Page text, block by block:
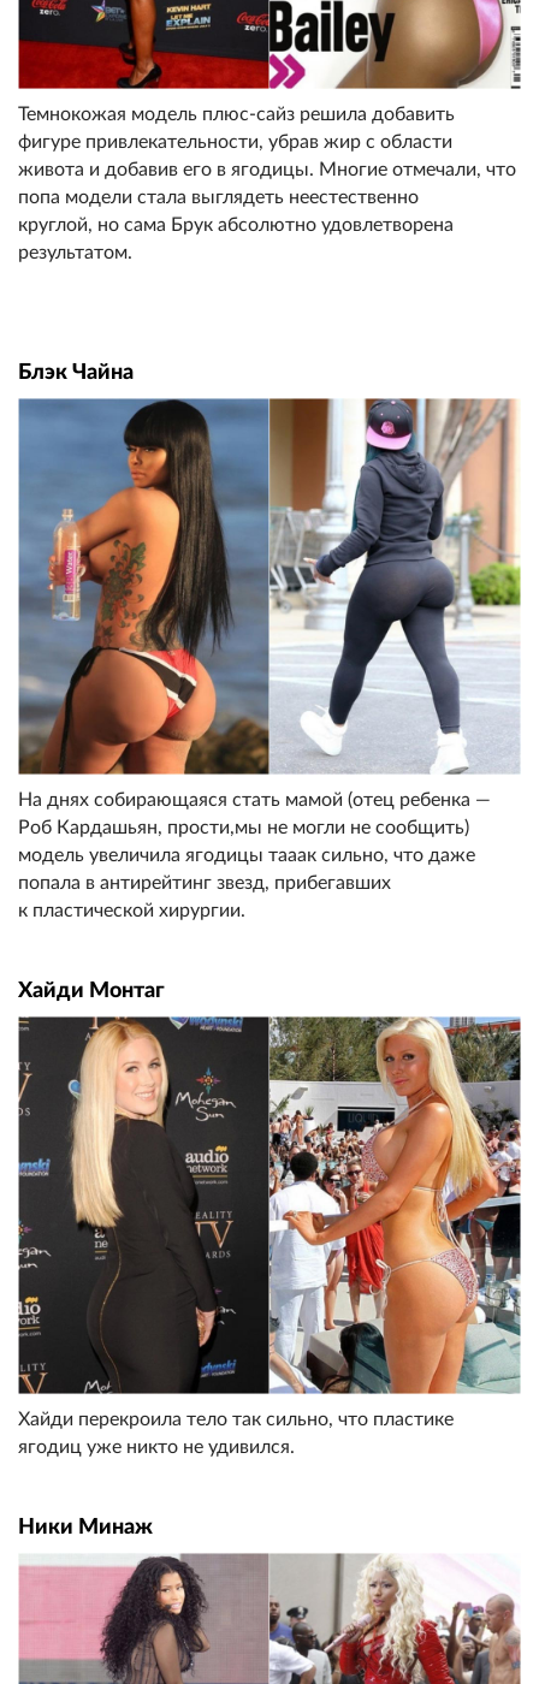
Темнокожая модель плюс-сайз решила добавить
фигуре привлекательности, убрав жир с области
живота и добавив его в ягодицы. Многие отмечали, что
попа модели стала выглядеть неестественно
круглой, но сама Брук абсолютно удовлетворена
результатом.
Блэк Чайна
На днях собирающаяся стать мамой (отец ребенка —
Роб Кардашьян, прости,мы не могли не сообщить)
модель увеличила ягодицы тааак сильно, что даже
попала в антирейтинг звезд, прибегавших
к пластической хирургии.
Хайди Монтаг
Хайди перекроила тело так сильно, что пластике
ягодиц уже никто не удивился.
Ники Минаж